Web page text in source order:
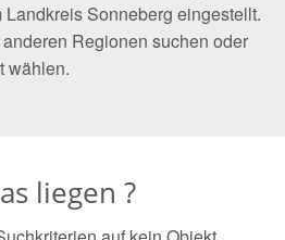
Sonneberg eingestellt.
Regionen suchen oder
wählen.
liegen ?